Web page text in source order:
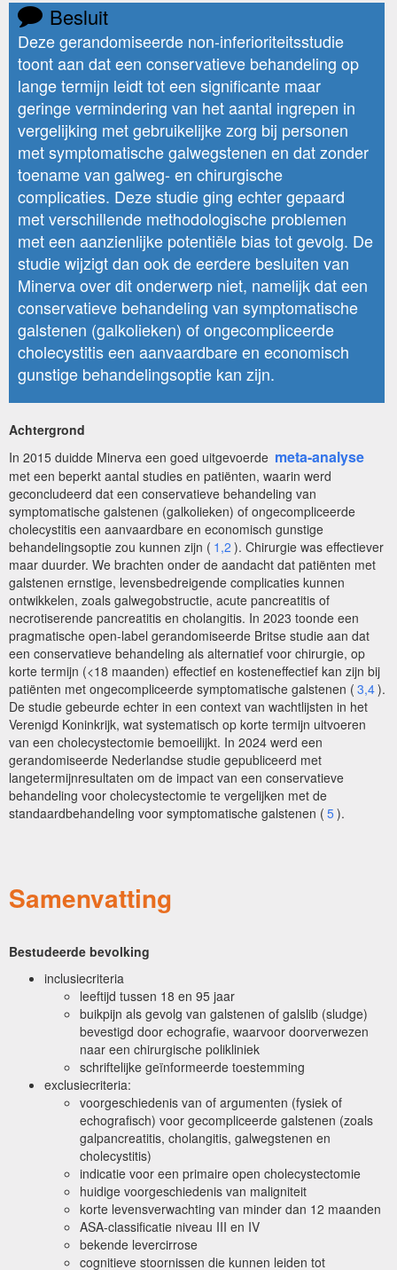
Besluit
Deze gerandomiseerde non-inferioriteitsstudie
toont aan dat een conservatieve behandeling op
lange termijn leidt tot een significante maar
geringe vermindering van het aantal ingrepen in
vergelijking met gebruikelijke zorg bij personen
met symptomatische galwegstenen en dat zonder
toename van galweg- en chirurgische
complicaties. Deze studie ging echter gepaard
met verschillende methodologische problemen
met een aanzienlijke potentiële bias tot gevolg. De
studie wijzigt dan ook de eerdere besluiten van
Minerva over dit onderwerp niet, namelijk dat een
conservatieve behandeling van symptomatische
galstenen (galkolieken) of ongecompliceerde
cholecystitis een aanvaardbare en economisch
gunstige behandelingsoptie kan zijn.
Achtergrond
In 2015 duidde Minerva een goed uitgevoerde meta-analyse
met een beperkt aantal studies en patiënten, waarin werd
geconcludeerd dat een conservatieve behandeling van
symptomatische galstenen (galkolieken) of ongecompliceerde
cholecystitis een aanvaardbare en economisch gunstige
behandelingsoptie zou kunnen zijn ( 1,2 ). Chirurgie was effectiever
maar duurder. We brachten onder de aandacht dat patiënten met
galstenen ernstige, levensbedreigende complicaties kunnen
ontwikkelen, zoals galwegobstructie, acute pancreatitis of
necrotiserende pancreatitis en cholangitis. In 2023 toonde een
pragmatische open-label gerandomiseerde Britse studie aan dat
een conservatieve behandeling als alternatief voor chirurgie, op
korte termijn (<18 maanden) effectief en kosteneffectief kan zijn bij
patiënten met ongecompliceerde symptomatische galstenen ( 3,4).
De studie gebeurde echter in een context van wachtlijsten in het
Verenigd Koninkrijk, wat systematisch op korte termijn uitvoeren
van een cholecystectomie bemoeilijkt. In 2024 werd een
gerandomiseerde Nederlandse studie gepubliceerd met
langetermijnresultaten om de impact van een conservatieve
behandeling voor cholecystectomie te vergelijken met de
standaardbehandeling voor symptomatische galstenen ( 5).
Samenvatting
Bestudeerde bevolking
inclusiecriteria
leeftijd tussen 18 en 95 jaar
buikpijn als gevolg van galstenen of galslib (sludge)
bevestigd door echografie, waarvoor doorverwezen
naar een chirurgische polikliniek
schriftelijke geïnformeerde toestemming
exclusiecriteria:
voorgeschiedenis van of argumenten (fysiek of
echografisch) voor gecompliceerde galstenen (zoals
galpancreatitis, cholangitis, galwegstenen en
cholecystitis)
indicatie voor een primaire open cholecystectomie
huidige voorgeschiedenis van maligniteit
korte levensverwachting van minder dan 12 maanden
ASA-classificatie niveau III en IV
bekende levercirrose
cognitieve stoornissen die kunnen leiden tot